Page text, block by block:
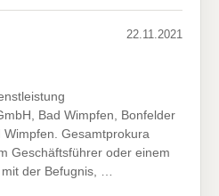
22.11.2021
Bad Wimpfen, Bonfelder
Gesamtprokura
Geschäftsführer oder einem
der Befugnis, …